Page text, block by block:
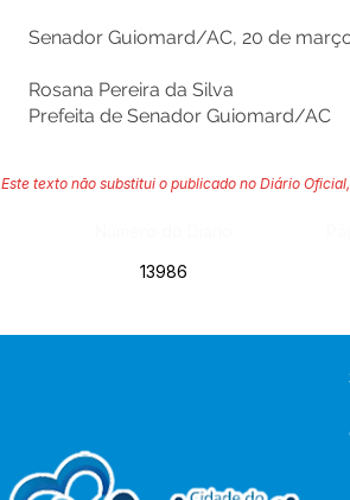
Senador Guiomard/AC, 20 de
Rosana Pereira da Silva
Prefeita de Senador Guiomard/AC
Este texto não substitui o publicado no Diário
13986